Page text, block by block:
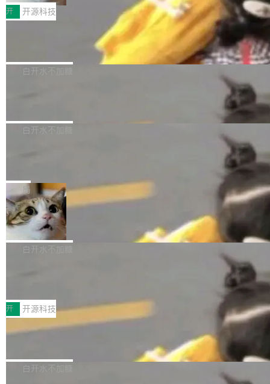
<span><strong>警告：</strong>&nbsp;Zero
的 admin ...
c 上，并在 GitHub 开源。 玩法很简单：按住屏
幕画圈，或者直接甩手机。页面会实时显示转速
（圈/秒），声音来自真实竹知了录音的 1.72 秒
采样，无缝循环。音频解码失败时，还有一套合
成兜底——锯齿波振荡器模拟脉冲，并联带通共
20个小时。他必须在数百张连续影像上，一笔一
笔勾画边界，一层一层识别肌肉组织。如今，使
用东软飞标医学影像标注平台，同样的工作缩短
至4小时，效率提升30倍。 这组数字背后，改变
的不只是速度，而是把医学影像转化为AI能力的
正，才能成为机器能理解的高质量数据。医学影
张CT影像上完成像素级精细分割，让系统"...
开 开源科技
Apache Dubbo-go v3.3.2 正式发布
这个版本面向生产环境，重心在内核稳定性。我
们彻底收敛了旧配置体系，扩展了 Triple 协议与
白开水不加糖
理工具。它可以查看，转换，编辑和分类所有主
新功能 macOS：在 Connect/Share 按钮中添加
通过 AirDop 共享书籍的功能 Content server：
支持可向服务器后端添加新端点的插件 Edit boo
k：Compress images：添加将 GIF 图像转换为
JPEG/WebP 的选项 ToC Editor：添加一个按
白开水不加糖
ube 视频，标题是"SwiftUI 七年后：一个平庸的
故事"。视频核心观点很简单：SwiftUI 发布七年
了，仍然像一个永久公测版。 Manshin 从数据
流、布局系统、API 稳定性、性能、跨平台五个
维度逐一批判了 SwiftUI。最让人印象深刻的一
一，界面错位。他说这个问题"两年前就发现了，
至今没变"。 数据流方面，Manshin 指出 SwiftU
I 的属性包装器演进史...
局
DBeaver 26.1.4 发布
DBeaver 是一个免费开源的通用数据库工具，适
用于开发人员和数据库管理员。DBeaver 26.1.4
AI 聊天功能（添加了一些快捷键）</span></li>
<li><span style="color:#000000">新增了始终
在新 SQL 控制台中打开 AI 生成的脚本的功能</
span></li> <li><span style="color:#000000...
白开水不加糖
2026卫星活动——第二届多语种对话语音语言模
型挑战赛 （Multilingual Conversational Speec
h Language Model Challenge，MLC-SLM）T
ask 1赛道中，传音TEX AI中心语音算法团队以
自主研发的说话人归属多语种自动语音识别系统
开 开源科技
Qwen3.8-Max 发布，下周开源 Qwen3.
千问大模型宣布正式推出 Qwen 家族迄今最强大
的模型 Qwen3.8-Max，也是其首个 Max 规模
白开水不加糖